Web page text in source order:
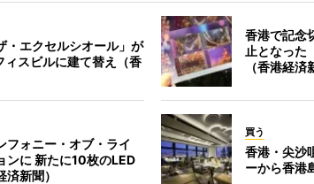
・エクセルシオール」が
ィスビルに建て替え（香
香港で記念
止となった
（香港経済
フォニー・オブ・ライ
ンに 新たに10枚のLED
新聞）
買う
香港・尖沙
ーから香港